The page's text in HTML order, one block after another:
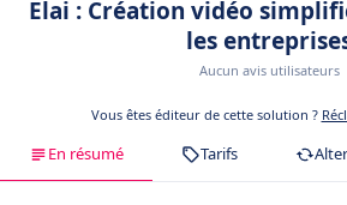
Elai : Création vidéo
les
Aucun avis utilisateurs
Vous êtes éditeur de cette solution ?
En résumé Tarifs